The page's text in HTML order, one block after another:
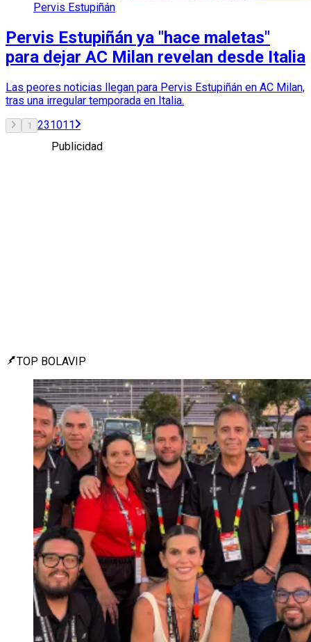
Pervis Estupiñán
Pervis Estupiñán ya "hace maletas"
para dejar AC Milan revelan desde Italia
Las peores noticias llegan para Pervis Estupiñán en AC Milan,
tras una irregular temporada en Italia.
1 231011
Publicidad
TOP BOLAVIP